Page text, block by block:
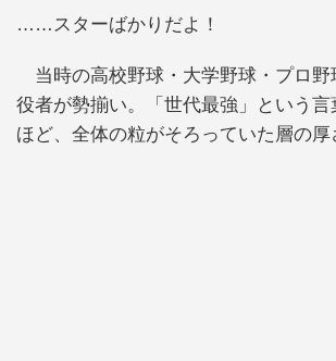
……スターばかりだよ！
当時の高校野球・大学野球・プロ野
役者が勢揃い。「世代最強」という
ほど、全体の粒がそろっていた層の厚